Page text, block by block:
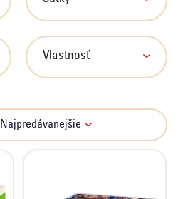
Najpredávanejšie
Vlastnosť